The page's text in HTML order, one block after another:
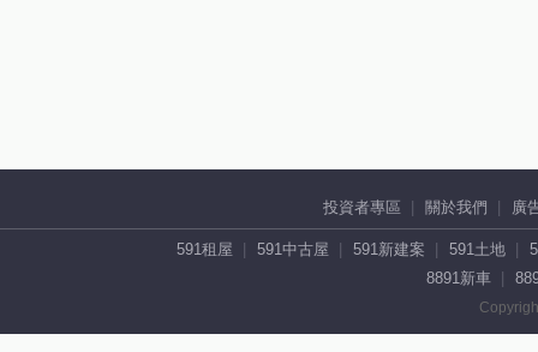
投資者專區 關於我們 廣
591租屋 591中古屋 591新建案 591土地
8891新車